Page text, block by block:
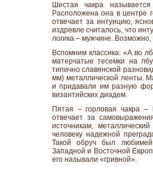
Шестая чакра
Расположена она в центре
отвечает за интуицию,
издревле считалось, что
логика – мужчине.
Вспомним классика: «А во
матерчатые тесемки на
типично славянской
мм) металлической ленты.
и придавали им разную
византийских диадем.
Пятая – горловая чакра –
отвечает за
источникам,
человеку надежной
Такой обруч был
Западной и Восточной
его называли «гривной».